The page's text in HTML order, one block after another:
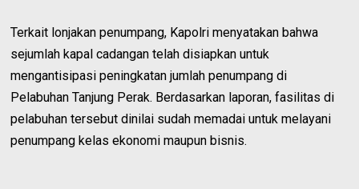
Terkait lonjakan penumpang, Kapolri menyatakan bahwa
sejumlah kapal cadangan telah disiapkan untuk
mengantisipasi peningkatan jumlah penumpang di
Pelabuhan Tanjung Perak. Berdasarkan laporan, fasilitas di
pelabuhan tersebut dinilai sudah memadai untuk melayani
penumpang kelas ekonomi maupun bisnis.